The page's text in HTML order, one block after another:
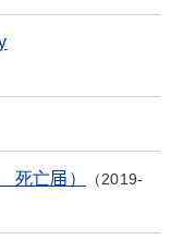
亡届）
2019-